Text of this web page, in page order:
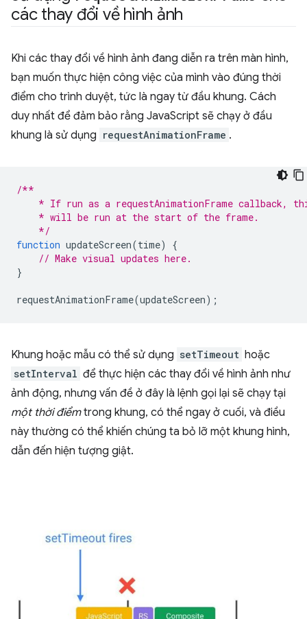
các thay đổi về hình ảnh
Khi các thay đổi về hình ảnh đang diễn ra trên màn hình,
bạn muốn thực hiện công việc của mình vào đúng thời
điểm cho trình duyệt, tức là ngay từ đầu khung. Cách
duy nhất để đảm bảo rằng JavaScript sẽ chạy ở đầu
khung là sử dụng requestAnimationFrame .
/**
* If run as a requestAnimationFrame callback,
    * will be run at the start of the frame.
    */
function updateScreen(time)
{
// Make visual updates here.
}
requestAnimationFrame(updateScreen);
Khung hoặc mẫu có thể sử dụng setTimeout hoặc
setInterval để thực hiện các thay đổi về hình ảnh như
ảnh động, nhưng vấn đề ở đây là lệnh gọi lại sẽ chạy tại
một thời điểmtrong khung, có thể ngay ở cuối, và điều
này thường có thể khiến chúng ta bỏ lỡ một khung hình,
dẫn đến hiện tượng giật.